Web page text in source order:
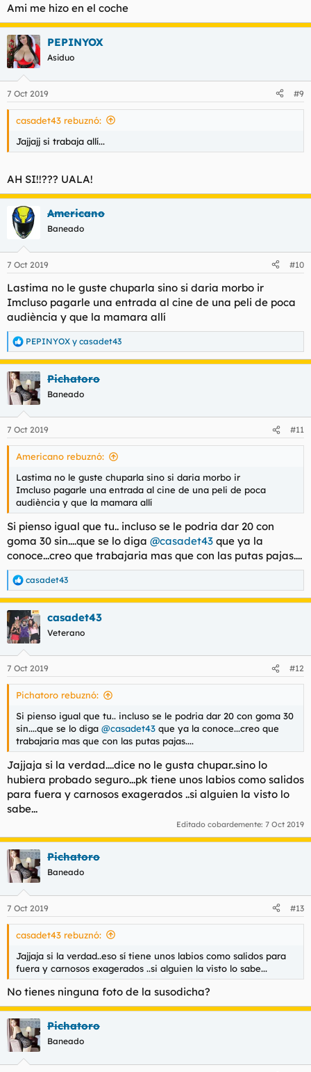
Ami me hizo en el coche
PEPINYOX
Asiduo
7 Oct 2019 #9
casadet43 rebuznó:
Jajjajj si trabaja allí...
AH SI!!??? UALA!
Americano
Baneado
7 Oct 2019 #10
Lastima no le guste chuparla sino si daria morbo ir
Imcluso pagarle una entrada al cine de una peli de poca
audiència y que la mamara allí
R
e
a
c
c
i
e
s
PEPINYOX y casadet43
Pichatoro
Baneado
7 Oct 2019 #11
Americano rebuznó:
Lastima no le guste chuparla sino si daria morbo ir
Imcluso pagarle una entrada al cine de una peli de poca
audiència y que la mamara allí
Si pienso igual que tu.. incluso se le podria dar 20 con
goma 30 sin....que se lo diga @casadet43 que ya la
conoce...creo que trabajaria mas que con las putas pajas....
R
e
a
c
c
i
e
s
casadet43
casadet43
Veterano
7 Oct 2019 #12
Pichatoro rebuznó:
Si pienso igual que tu.. incluso se le podria dar 20 con goma 30
sin....que se lo diga @casadet43 que ya la conoce...creo que
trabajaria mas que con las putas pajas....
Jajjaja si la verdad....dice no le gusta chupar..sino lo
hubiera probado seguro...pk tiene unos labios como salidos
para fuera y carnosos exagerados ..si alguien la visto lo
sabe...
Editado cobardemente: 7 Oct 2019
Pichatoro
Baneado
7 Oct 2019 #13
casadet43 rebuznó:
Jajjaja si la verdad..eso sí tiene unos labios como salidos para
fuera y carnosos exagerados ..si alguien la visto lo sabe...
No tienes ninguna foto de la susodicha?
Pichatoro
Baneado